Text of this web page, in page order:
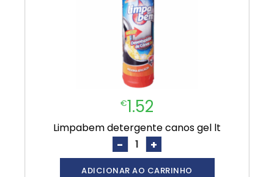
€1.52
limpabem detergente canos gel lt
- +
ADICIONAR AO CARRINHO